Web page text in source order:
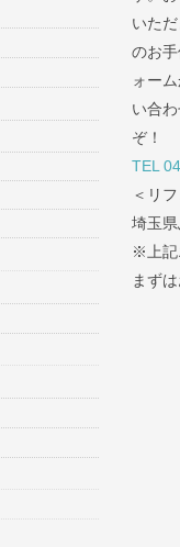
いた
のお
ォー
い合
ぞ！
TEL
＜リ
埼玉
※上記
まず